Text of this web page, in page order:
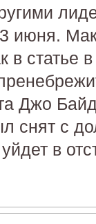
июня.
в статье
Джо
снят с
в